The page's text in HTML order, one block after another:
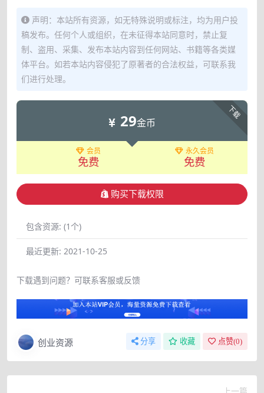
声明：本站所有资源，如无特殊说明或标注，均为用户投
稿发布。任何个人或组织，在未征得本站同意时，禁止复
制、盗用、采集、发布本站内容到任何网站、书籍等各类媒
体平台。如若本站内容侵犯了原著者的合法权益，可联系我
们进行处理。
下载
29金币
会员
免费
永久会员
免费
购买下载权限
包含资源: (1个)
最近更新: 2021-10-25
下载遇到问题？可联系客服或反馈
创业资源 分享 收藏 点赞(0)
上一篇